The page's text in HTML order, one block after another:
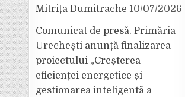
Mitrița Dumitrache 10/07/2026
Comunicat de presă. Primăria
Urechești anunță finalizarea
proiectului „Creșterea
eficienței energetice și
gestionarea inteligentă a